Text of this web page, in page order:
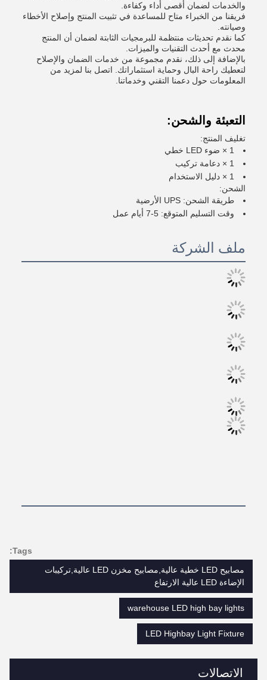
الاتصالات
والخدمات لضمان أقصى أداء وكفاءة.
فريقنا من الخبراء متاح للمساعدة في تثبيت المنتج وإصلاح الأخطاء
وصيانته.
كما نقدم تحديثات منتظمة للبرمجيات الثابتة لضمان أن المنتج
محدث مع أحدث التقنيات والميزات.
بالإضافة إلى ذلك، نقدم مجموعة من خدمات الضمان والإصلاح
لتعطيك راحة البال وحماية استثماراتك. اتصل بنا لمزيد من
المعلومات حول دعمنا التقني وخدماتنا.
التعبئة والشحن:
تغليف المنتج:
1 × ضوء LED خطي
1 × دعامة تركيب
1 × دليل الاستخدام
الشحن:
طريقة الشحن: UPS الأرضية
وقت التسليم المتوقع: 5-7 أيام عمل
ملف الشركة
Tags:
مصابيح LED خطية عالية,مصابيح مخزن LED عالية,تركيبات
الإضاءة LED عالية الارتفاع
warehouse LED high bay lights
LED Highbay Light Fixture